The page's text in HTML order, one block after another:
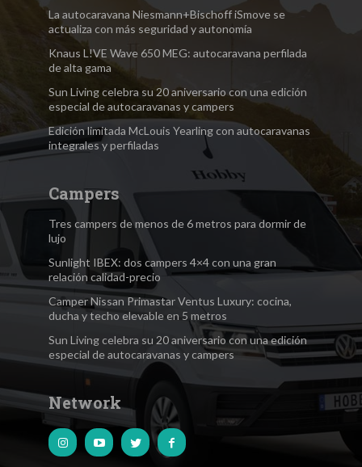
La autocaravana Niesmann+Bischoff iSmove se
actualiza con más seguridad y autonomía
Knaus L!VE Wave 650 MEG: autocaravana perfilada
de alta gama
Sun Living celebra su 20 aniversario con una edición
especial de autocaravanas y campers
Edición limitada McLouis Yearling con autocaravanas
integrales y perfiladas
Campers
Tres campers de menos de 6 metros para dormir de
lujo
Sunlight IBEX: dos campers 4×4 con una gran
relación calidad-precio
Camper Nissan Primastar Ventus Luxury: cocina,
ducha y techo elevable en 5 metros
Sun Living celebra su 20 aniversario con una edición
especial de autocaravanas y campers
Network